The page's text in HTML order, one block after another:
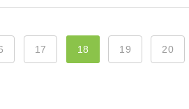
17 18 19 20